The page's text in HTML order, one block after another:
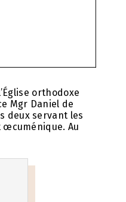
orthodoxe
Mgr Daniel de
deux servant les
Au